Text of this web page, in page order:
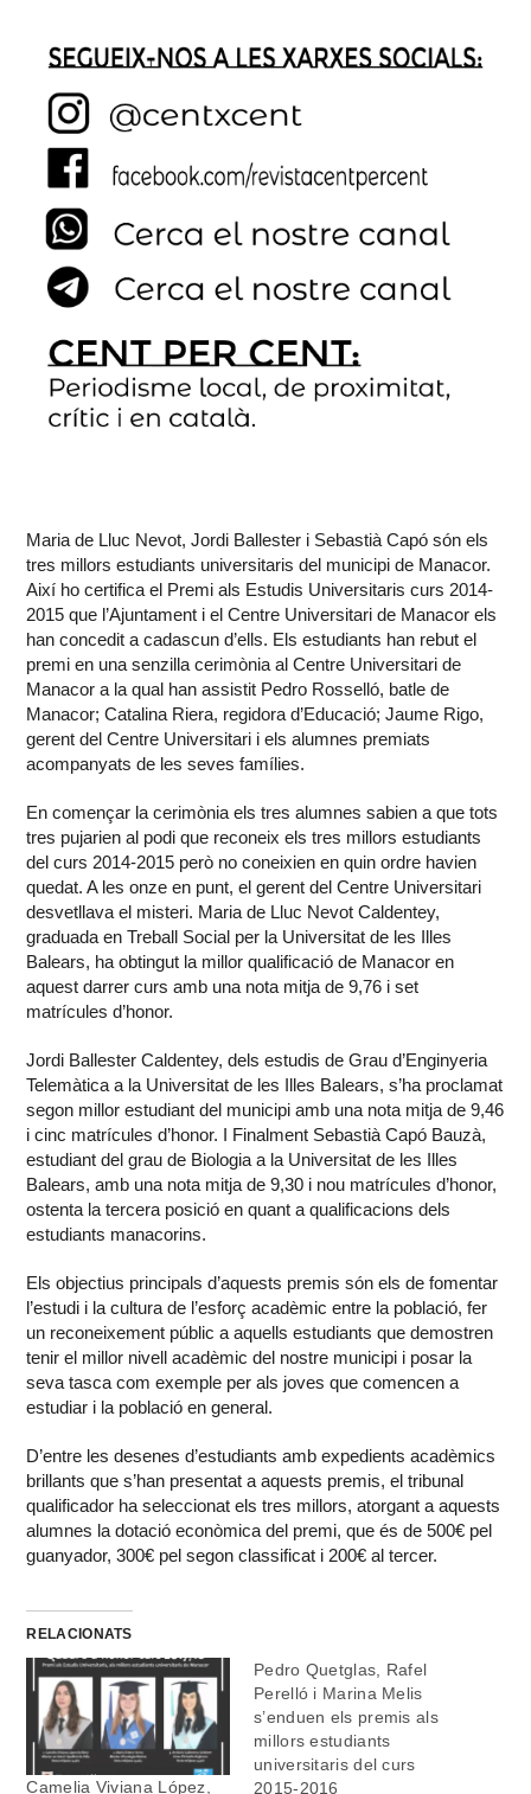
Maria de Lluc Nevot, Jordi Ballester i Sebastià Capó són els
tres millors estudiants universitaris del municipi de Manacor.
Així ho certifica el Premi als Estudis Universitaris curs 2014-
2015 que l’Ajuntament i el Centre Universitari de Manacor els
han concedit a cadascun d’ells. Els estudiants han rebut el
premi en una senzilla cerimònia al Centre Universitari de
Manacor a la qual han assistit Pedro Rosselló, batle de
Manacor; Catalina Riera, regidora d’Educació; Jaume Rigo,
gerent del Centre Universitari i els alumnes premiats
acompanyats de les seves famílies.
En començar la cerimònia els tres alumnes sabien a que tots
tres pujarien al podi que reconeix els tres millors estudiants
del curs 2014-2015 però no coneixien en quin ordre havien
quedat. A les onze en punt, el gerent del Centre Universitari
desvetllava el misteri. Maria de Lluc Nevot Caldentey,
graduada en Treball Social per la Universitat de les Illes
Balears, ha obtingut la millor qualificació de Manacor en
aquest darrer curs amb una nota mitja de 9,76 i set
matrícules d’honor.
Jordi Ballester Caldentey, dels estudis de Grau d’Enginyeria
Telemàtica a la Universitat de les Illes Balears, s’ha proclamat
segon millor estudiant del municipi amb una nota mitja de 9,46
i cinc matrícules d’honor. I Finalment Sebastià Capó Bauzà,
estudiant del grau de Biologia a la Universitat de les Illes
Balears, amb una nota mitja de 9,30 i nou matrícules d’honor,
ostenta la tercera posició en quant a qualificacions dels
estudiants manacorins.
Els objectius principals d’aquests premis són els de fomentar
l’estudi i la cultura de l’esforç acadèmic entre la població, fer
un reconeixement públic a aquells estudiants que demostren
tenir el millor nivell acadèmic del nostre municipi i posar la
seva tasca com exemple per als joves que comencen a
estudiar i la població en general.
D’entre les desenes d’estudiants amb expedients acadèmics
brillants que s’han presentat a aquests premis, el tribunal
qualificador ha seleccionat els tres millors, atorgant a aquests
alumnes la dotació econòmica del premi, que és de 500€ pel
guanyador, 300€ pel segon classificat i 200€ al tercer.
RELACIONATS
Camelia Viviana López,
Pedro Quetglas, Rafel
Perelló i Marina Melis
s’enduen els premis als
millors estudiants
universitaris del curs
2015-2016